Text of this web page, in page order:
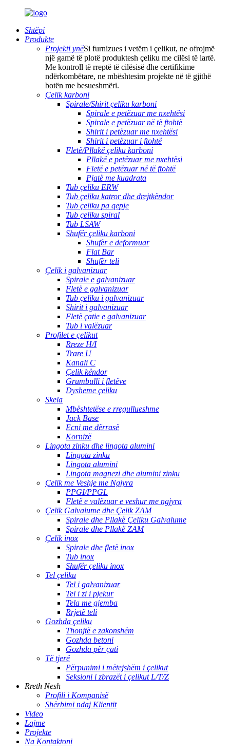
Shtëpi
Produkte
Projekti ynëSi furnizues i vetëm i çelikut, ne ofrojmë
një gamë të plotë produktesh çeliku me cilësi të lartë.
Me kontroll të rreptë të cilësisë dhe certifikime
ndërkombëtare, ne mbështesim projekte në të gjithë
botën me besueshmëri.
Çelik karboni
Spirale/Shirit çeliku karboni
Spirale e petëzuar me nxehtësi
Spirale e petëzuar në të ftohtë
Shirit i petëzuar me nxehtësi
Shirit i petëzuar i ftohtë
Fletë/Pllakë çeliku karboni
Pllakë e petëzuar me nxehtësi
Fletë e petëzuar në të ftohtë
Pjatë me kuadrata
Tub çeliku ERW
Tub çeliku katror dhe drejtkëndor
Tub çeliku pa qepje
Tub çeliku spiral
Tub LSAW
Shufër çeliku karboni
Shufër e deformuar
Flat Bar
Shufër teli
Çelik i galvanizuar
Spirale e galvanizuar
Fletë e galvanizuar
Tub çeliku i galvanizuar
Shirit i galvanizuar
Fletë çatie e galvanizuar
Tub i valëzuar
Profilet e çelikut
Rreze H/I
Trare U
Kanali C
Çelik këndor
Grumbulli i fletëve
Dysheme çeliku
Skela
Mbështetëse e rregullueshme
Jack Base
Ecni me dërrasë
Kornizë
Lingota zinku dhe lingota alumini
Lingota zinku
Lingota alumini
Lingota magnezi dhe alumini zinku
Çelik me Veshje me Ngjyra
PPGI/PPGL
Fletë e valëzuar e veshur me ngjyra
Çelik Galvalume dhe Çelik ZAM
Spirale dhe Pllakë Çeliku Galvalume
Spirale dhe Pllakë ZAM
Çelik inox
Spirale dhe fletë inox
Tub inox
Shufër çeliku inox
Tel çeliku
Tel i galvanizuar
Tel i zi i pjekur
Tela me gjemba
Rrjetë teli
Gozhda çeliku
Thonjtë e zakonshëm
Gozhda betoni
Gozhda për çati
Të tjerë
Përpunimi i mëtejshëm i çelikut
Seksioni i zbrazët i çelikut L/T/Z
Rreth Nesh
Profili i Kompanisë
Shërbimi ndaj Klientit
Video
Lajme
Projekte
Na Kontaktoni